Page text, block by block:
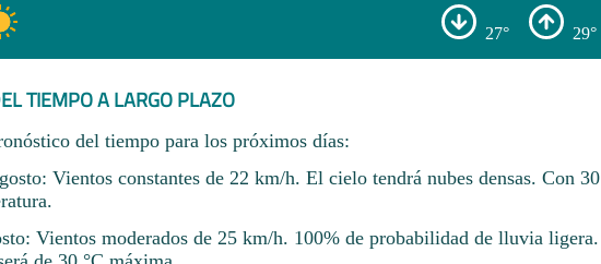
27° 29°
TIEMPO A LARGO PLAZO
del tiempo para los próximos días:
Vientos constantes de 22 km/h. El cielo tendrá nubes densas. Con 30
Vientos moderados de 25 km/h. 100% de probabilidad de lluvia ligera.